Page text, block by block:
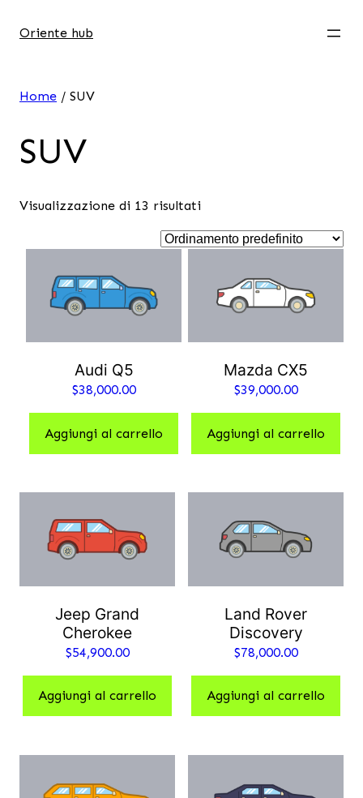
Oriente hub
Home / SUV
SUV
Visualizzazione di 13 risultati
Audi Q5
$38,000.00
Aggiungi al carrello
Mazda CX5
$39,000.00
Aggiungi al carrello
Jeep Grand
Cherokee
$54,900.00
Aggiungi al carrello
Land Rover
Discovery
$78,000.00
Aggiungi al carrello